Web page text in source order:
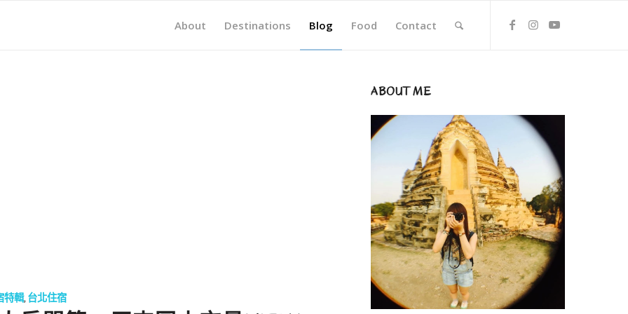
About Destinations Blog Food Contact
特輯,台北住宿
ABOUT ME